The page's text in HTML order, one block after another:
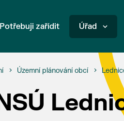
Potřebuji zařídit Úřad
Územní plánování obcí